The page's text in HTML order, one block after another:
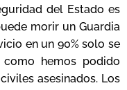
del Estado es
morir un Guardia
en un 90% solo se
hemos podido
asesinados. Los